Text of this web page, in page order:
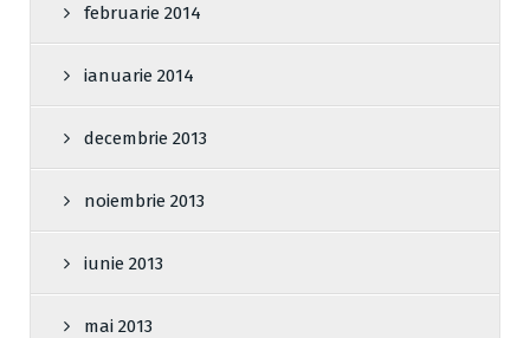
februarie 2014
ianuarie 2014
decembrie 2013
noiembrie 2013
iunie 2013
mai 2013